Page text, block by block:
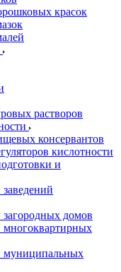
красок
растворов
консервантов
кислотности
и
домов
многоквартирных
муниципальных